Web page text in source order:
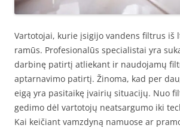
Vartotojai, kurie įsigijo vandens filtrus iš
ramūs. Profesionalūs specialistai yra
darbinę patirtį atliekant ir naudojamų
aptarnavimo patirtį. Žinoma, kad per
eigą yra pasitaikę įvairių situacijų. Nuo
gedimo dėl vartotojų neatsargumo iki
Kai keičiant vamzdyną namuose ar